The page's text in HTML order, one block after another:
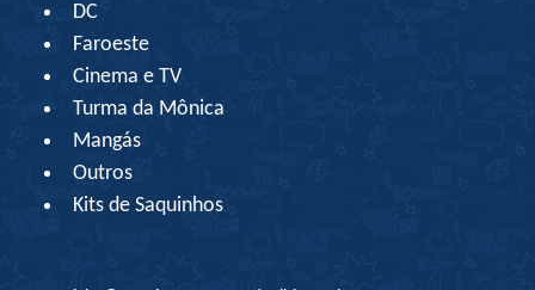
DC
Faroeste
Cinema e TV
Turma da Mônica
Mangás
Outros
Kits de Saquinhos